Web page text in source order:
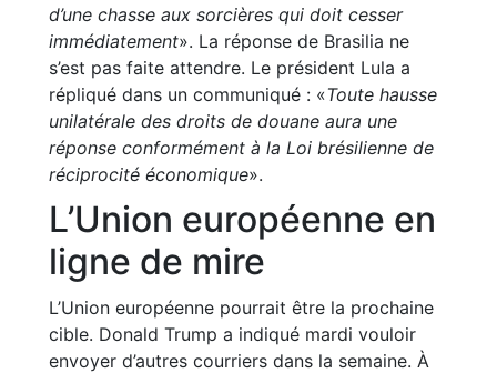
d’une chasse aux sorcières qui doit cesser
immédiatement». La réponse de Brasilia ne
s’est pas faite attendre. Le président Lula a
répliqué dans un communiqué : «Toute hausse
unilatérale des droits de douane aura une
réponse conformément à la Loi brésilienne de
réciprocité économique».
L’Union européenne en
ligne de mire
L’Union européenne pourrait être la prochaine
cible. Donald Trump a indiqué mardi vouloir
envoyer d’autres courriers dans la semaine. À